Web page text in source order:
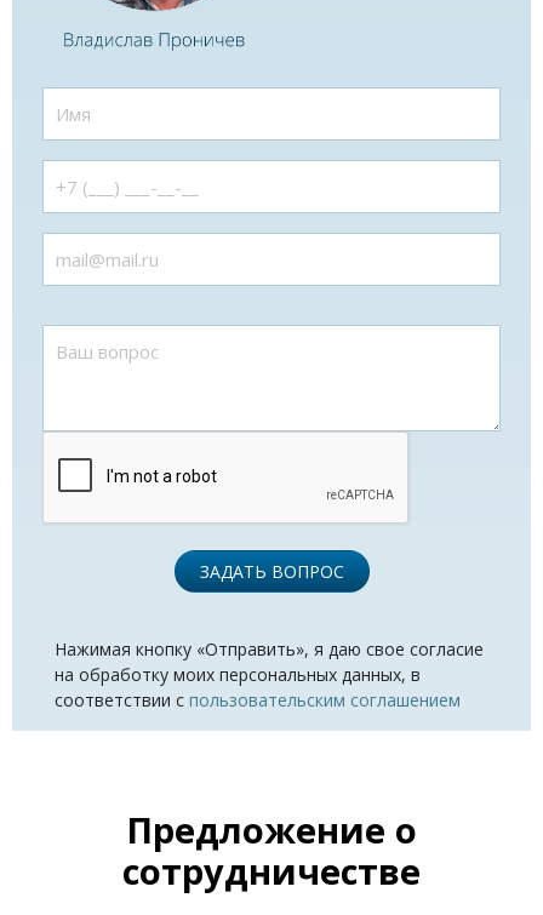
ЗАДАТЬ ВОПРОС
Нажимая кнопку «Отправить», я даю свое согласие
на обработку моих персональных данных, в
соответствии с пользовательским соглашением
Предложение о
сотрудничестве